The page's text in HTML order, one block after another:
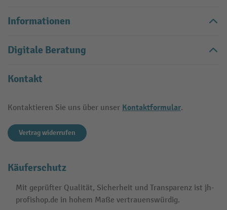
Informationen
Digitale Beratung
Kontakt
Kontaktieren Sie uns über unser Kontaktformular.
Vertrag widerrufen
Käuferschutz
Mit geprüfter Qualität, Sicherheit und Transparenz ist jh-
profishop.de in hohem Maße vertrauenswürdig.